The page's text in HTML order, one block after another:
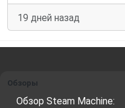
19 дней назад
Обзоры
Обзор Steam Machine: